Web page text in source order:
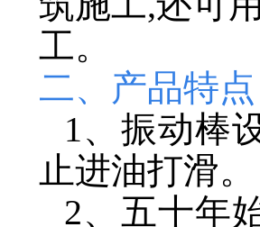
工。
二、产品特点
1、振动棒
止进油打滑。
2、五十年